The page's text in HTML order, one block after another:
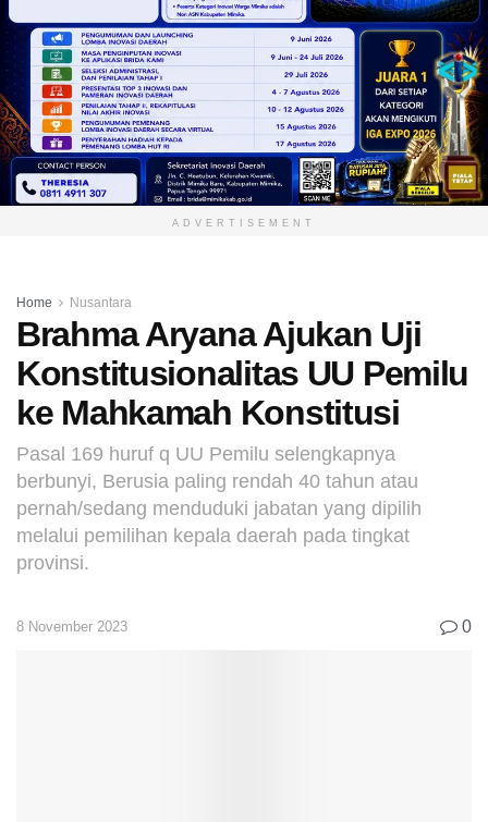
ADVERTISEMENT
Home Nusantara
Brahma Aryana Ajukan Uji
Konstitusionalitas UU Pemilu
ke Mahkamah Konstitusi
Pasal 169 huruf q UU Pemilu selengkapnya
berbunyi, Berusia paling rendah 40 tahun atau
pernah/sedang menduduki jabatan yang dipilih
melalui pemilihan kepala daerah pada tingkat
provinsi.
8 November 2023 0